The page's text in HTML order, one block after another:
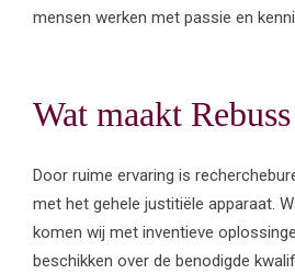
mensen werken met passie en
Wat maakt
Door ruime ervaring is
met het gehele justitiële apparaat.
komen wij met inventieve
beschikken over de benodigde